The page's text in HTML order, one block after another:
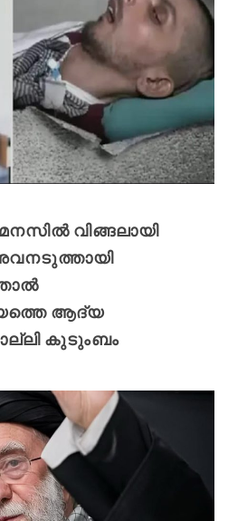
വിങ്ങലായി
ആദ്യ
കുടുംബം